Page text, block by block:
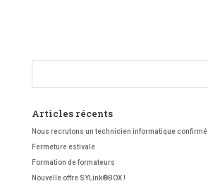
Articles récents
Nous recrutons un technicien informatique confirmé
Fermeture estivale
Formation de formateurs
Nouvelle offre SYLink®BOX !